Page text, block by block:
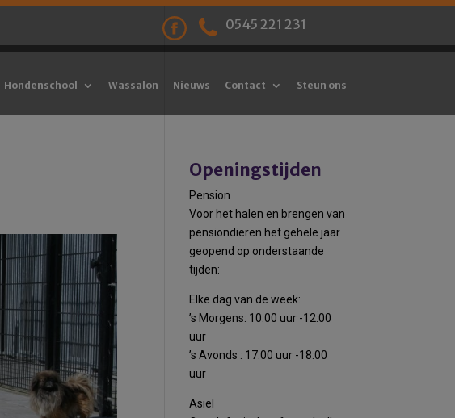
0545 221 231
Hondenschool Wassalon Nieuws Contact Steun ons
Openingstijden
Pension
Voor het halen en brengen van
pensiondieren het gehele jaar
geopend op onderstaande
tijden:
Elke dag van de week:
’s Morgens: 10:00 uur -12:00
uur
’s Avonds : 17:00 uur -18:00
uur
Asiel